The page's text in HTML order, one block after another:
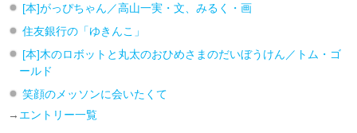
[本]がっぴちゃん／高山一実・文、みるく・画
住友銀行の「ゆきんこ」
[本]木のロボットと丸太のおひめさまのだいぼうけん／トム・ゴ
ールド
笑顔のメッソンに会いたくて
→ エントリー一覧